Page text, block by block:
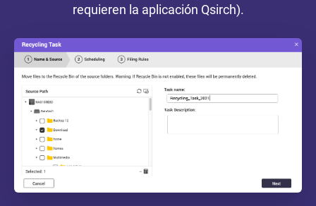
requieren la aplicación Qsirch).